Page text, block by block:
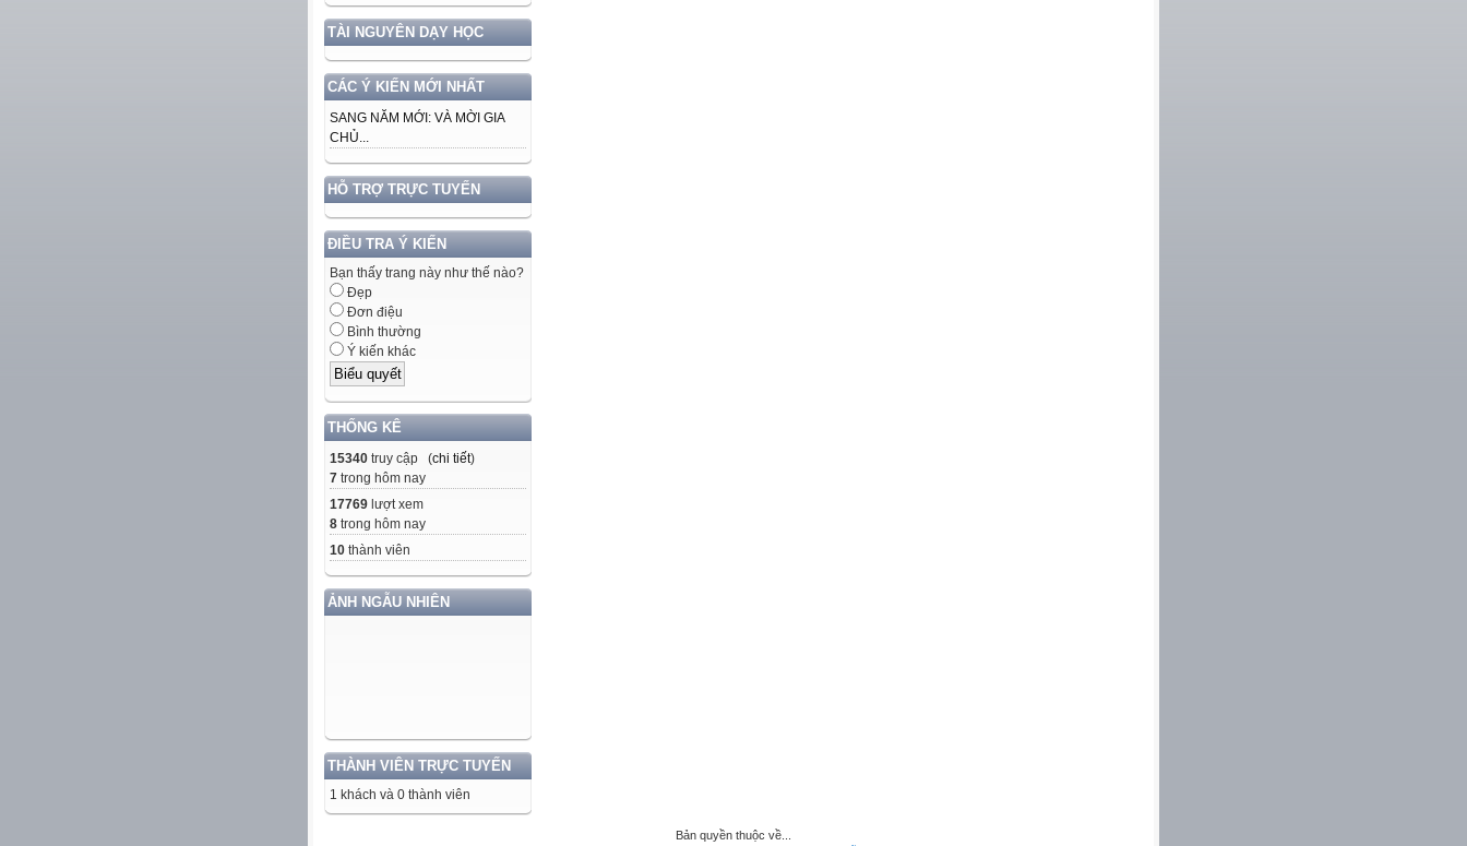
TÀI NGUYÊN DẠY HỌC
CÁC Ý KIẾN MỚI NHẤT
SANG NĂM MỚI: VÀ MỜI GIA
CHỦ...
HỖ TRỢ TRỰC TUYẾN
ĐIỀU TRA Ý KIẾN
Bạn thấy trang này như thế nào?
Đẹp
Đơn điệu
Bình thường
Ý kiến khác
THỐNG KÊ
15340 truy cập (chi tiết)
7 trong hôm nay
17769 lượt xem
8 trong hôm nay
10 thành viên
ẢNH NGẪU NHIÊN
THÀNH VIÊN TRỰC TUYẾN
1 khách và 0 thành viên
Bản quyền thuộc về...